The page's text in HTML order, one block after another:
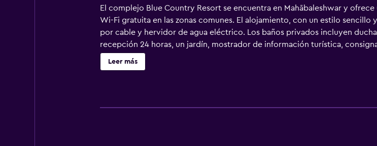
El complejo Blue Country Resort se encuentra en Mahābaleshwar y
Wi-Fi gratuita en las zonas comunes. El alojamiento, con un estilo
por cable y hervidor de agua eléctrico. Los baños privados incluyen
recepción 24 horas, un jardín, mostrador de información turística,
actividades, como ping pong, en el establecimiento o en los alrededores.
establecimiento está a 10 km de la tumba del santo Ramdas, en
Leer más